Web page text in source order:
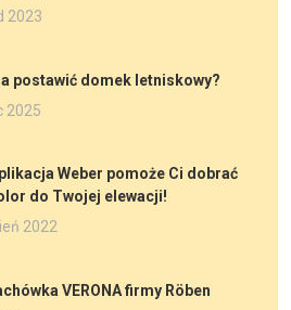
2023
postawić domek letniskowy?
2025
Weber pomoże Ci dobrać
do Twojej elewacji!
2022
VERONA firmy Röben